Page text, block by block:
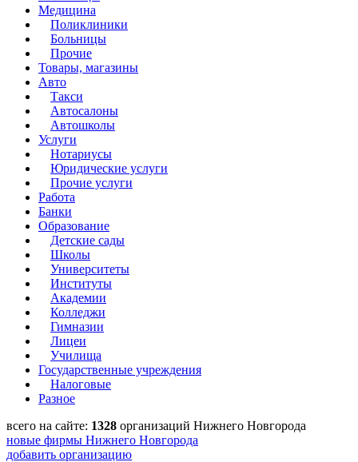
Медицина
Поликлиники
Больницы
Прочие
Товары, магазины
Авто
Такси
Автосалоны
Автошколы
Услуги
Нотариусы
Юридические услуги
Прочие услуги
Работа
Банки
Образование
Детские сады
Школы
Университеты
Институты
Академии
Колледжи
Гимназии
Лицеи
Училища
Государственные учреждения
Налоговые
Разное
всего на сайте: 1328 организаций Нижнего Новгорода
новые фирмы Нижнего Новгорода
добавить организацию